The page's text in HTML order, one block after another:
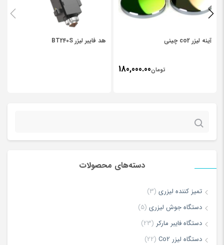
جستجو
دسته‌های محصولات
تمیز کننده لیزری (3)
دستگاه جوش لیزری (5)
دستگاه فایبر مارکر (23)
دستگاه لیزر Co2
(22)
Your review
Name
Email
*
آینه لیزر co2 چینی
تومان180,000.00
هد فایبر لیزر BT240S